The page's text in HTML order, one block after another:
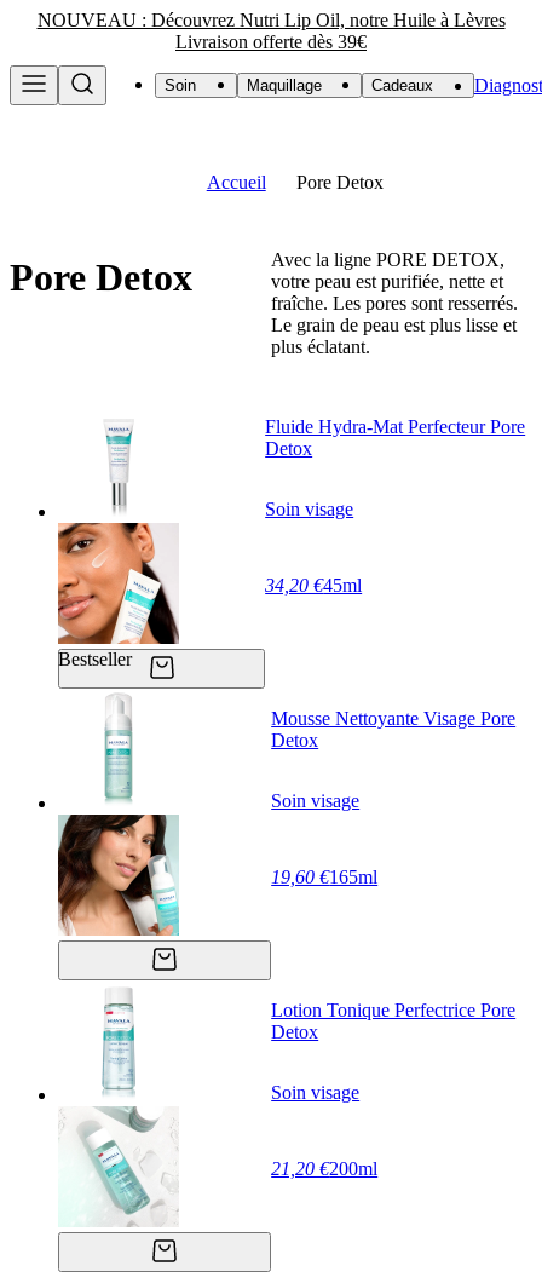
NOUVEAU : Découvrez Nutri Lip Oil, notre Huile à Lèvres
Livraison offerte dès 39€
Soin Maquillage Cadeaux
Accueil Pore Detox
Pore Detox
Avec la ligne PORE DETOX,
votre peau est purifiée, nette et
fraîche. Les pores sont resserrés.
Le grain de peau est plus lisse et
plus éclatant.
Bestseller
Fluide Hydra-Mat Perfecteur Pore
Detox
Soin visage
34,20 €45ml
Mousse Nettoyante Visage Pore
Detox
Soin visage
19,60 €165ml
Lotion Tonique Perfectrice Pore
Detox
Soin visage
21,20 €200ml